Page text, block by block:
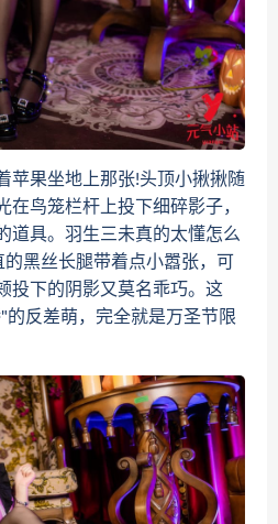
果坐地上那张!头顶小揪揪随
在鸟笼栏杆上投下细碎影子，
道具。羽生三未真的太懂怎么
黑丝长腿带着点小嚣张，可
投下的阴影又莫名乖巧。这
反差萌，完全就是万圣节限